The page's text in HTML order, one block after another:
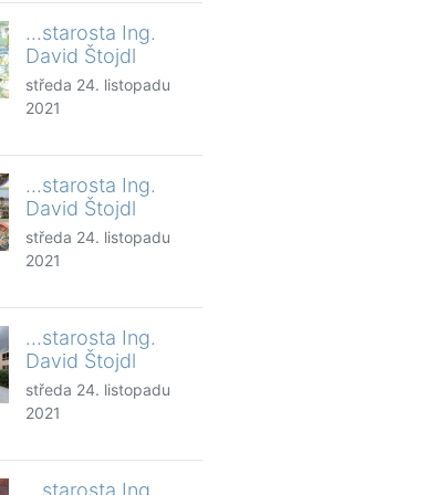
...starosta Ing.
David Štojdl
středa 24. listopadu
2021
...starosta Ing.
David Štojdl
středa 24. listopadu
2021
...starosta Ing.
David Štojdl
středa 24. listopadu
2021
...starosta Ing.